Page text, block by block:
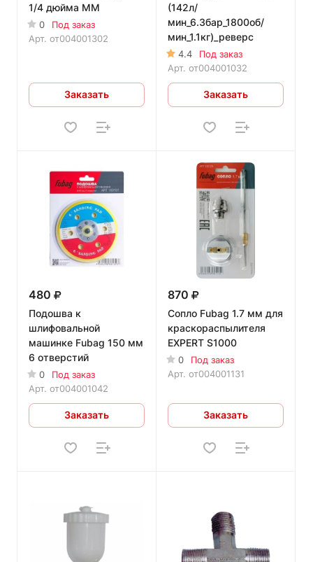
1/4 дюйма MM
0
Под заказ
Арт. от004001302
Заказать
(142л/
мин_6.3бар_1800об/
мин_1.1кг)_реверс
4.4
Под заказ
Арт. от004001032
Заказать
480
Подошва к
шлифовальной
машинке Fubag 150 мм
6 отверстий
0
Под заказ
Арт. от004001042
Заказать
870
Сопло Fubag 1.7 мм для
краскораспылителя
EXPERT S1000
0
Под заказ
Арт. от004001131
Заказать